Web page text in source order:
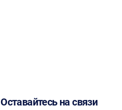
Оставайтесь на связи